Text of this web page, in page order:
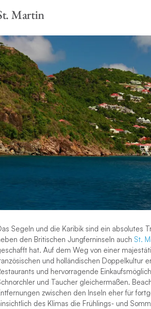
Martin
Segeln und die Karibik sind ein absolutes
den Britischen Jungferninseln auch St.
hat. Auf dem Weg von einer
und holländischen Doppelkultur
und hervorragende
und Taucher gleichermaßen.
zwischen den Inseln eher für
des Klimas die Frühlings- und